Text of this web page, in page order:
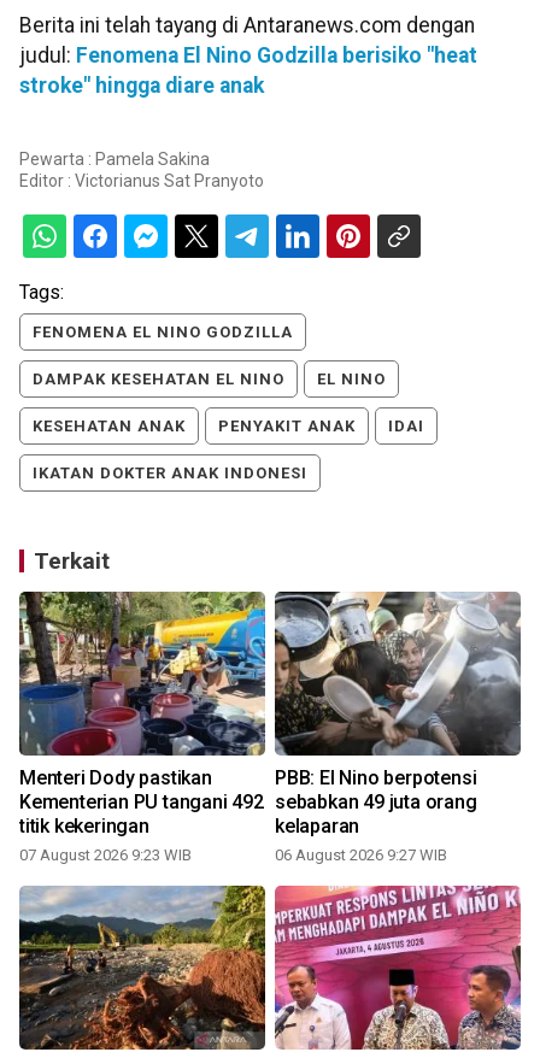
Berita ini telah tayang di Antaranews.com dengan
judul: Fenomena El Nino Godzilla berisiko "heat
stroke" hingga diare anak
Pewarta : Pamela Sakina
Editor : Victorianus Sat Pranyoto
Tags:
FENOMENA EL NINO GODZILLA
DAMPAK KESEHATAN EL NINO EL NINO
KESEHATAN ANAK PENYAKIT ANAK IDAI
IKATAN DOKTER ANAK INDONESI
Terkait
Menteri Dody pastikan
Kementerian PU tangani 492
titik kekeringan
07 August 2026 9:23 WIB
PBB: El Nino berpotensi
sebabkan 49 juta orang
kelaparan
06 August 2026 9:27 WIB